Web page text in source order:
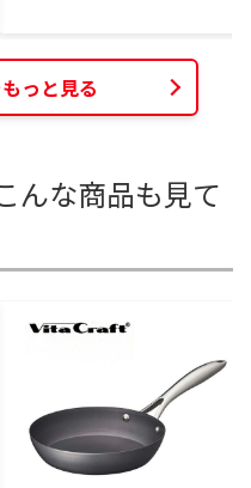
っと見る
んな商品も見て